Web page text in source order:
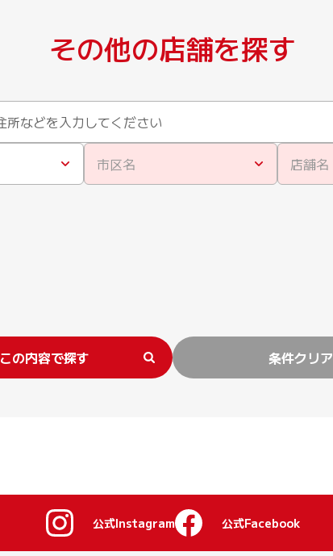
その他の店舗を探す
市区名 店舗名
この内容で探す 条件クリア
公式Instagram 公式Facebook